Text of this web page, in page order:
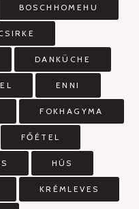
BOSCHHOMEHU
DANKÜCHE
ENNI
FOKHAGYMA
FŐÉTEL
HÚS
KRÉMLEVES